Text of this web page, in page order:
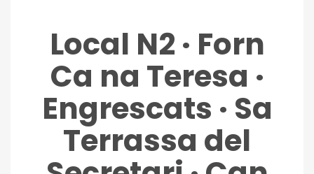
Local N2 · Forn
Ca na Teresa ·
Engrescats · Sa
Terrassa del